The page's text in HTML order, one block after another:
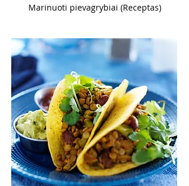
Marinuoti pievagrybiai (Receptas)